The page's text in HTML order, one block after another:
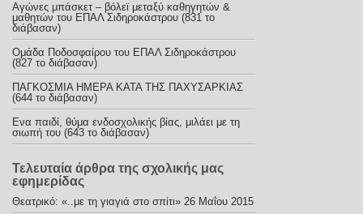
Αγώνες μπάσκετ – βόλεϊ μεταξύ καθηγητών &
μαθητών του ΕΠΑΛ Σιδηροκάστρου (831 το
διάβασαν)
Ομάδα Ποδοσφαίρου του ΕΠΑΛ Σιδηροκάστρου
(827 το διάβασαν)
ΠΑΓΚΟΣΜΙΑ ΗΜΕΡΑ ΚΑΤΑ ΤΗΣ ΠΑΧΥΣΑΡΚΙΑΣ
(644 το διάβασαν)
Ενα παιδί, θύμα ενδοσχολικής βίας, μιλάει με τη
σιωπή του (643 το διάβασαν)
Τελευταία άρθρα της σχολικής μας
εφημερίδας
Θεατρικό: «..με τη γιαγιά στο σπίτι» 26 Μαΐου 2015